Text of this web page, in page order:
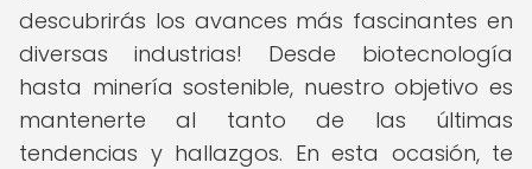
descubrirás los avances más fascinantes en
diversas industrias! Desde biotecnología
hasta minería sostenible, nuestro objetivo es
mantenerte al tanto de las últimas
tendencias y hallazgos. En esta ocasión, te